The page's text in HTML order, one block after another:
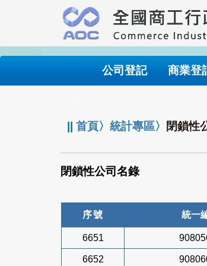
要
內
公司登記 商業登
||首頁〉統計專區〉 閉鎖性
閉鎖性公司名錄
序號 統一
6651
6652